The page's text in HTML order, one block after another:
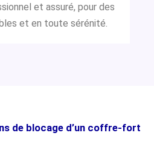
et assuré, pour des
et en toute sérénité.
de blocage d’un coffre-fort